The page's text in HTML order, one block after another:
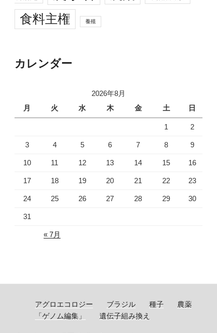
食料主権 養殖
カレンダー
2026年8月
月
火 水 木 金 土 日
1 2
3 4 5 6 7 8 9
10 11 12 13 14 15 16
17 18 19 20 21 22 23
24 25 26 27 28 29 30
31
« 7月
アグロエコロジー ブラジル 種子
農薬
「ゲノム編集」
遺伝子組み換え